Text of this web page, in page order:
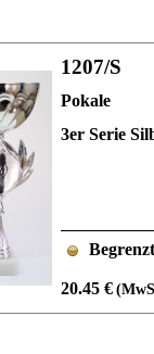
1207/S
Pokale
3er Serie
20.45 €